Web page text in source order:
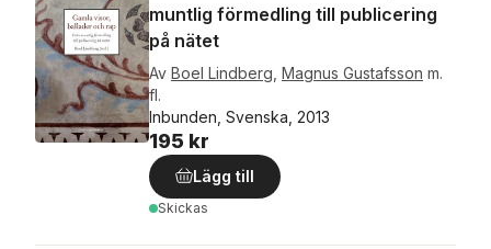
muntlig förmedling till publicering
på nätet
Av Boel Lindberg Magnus Gustafsson m.
fl.
Inbunden, Svenska, 2013
195 kr
Lägg till
Skickas